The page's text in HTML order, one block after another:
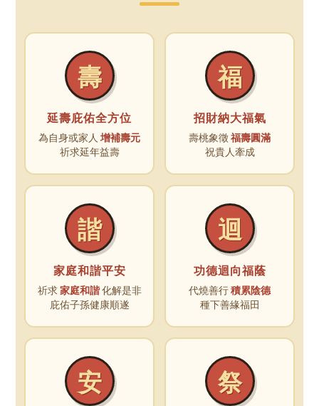
壽
延壽庇佑全方位
為自身或家人 增補壽元
祈求延年益壽
福
招財納大福氣
壽桃象徵福壽圓滿
祝貴人牽成
諧
家庭和諧平安
祈求家庭和諧化解是非
庇佑子孫健康順遂
迴
功德迴向福蔭
代燒善行積累陰德
種下善緣福田
安 祭